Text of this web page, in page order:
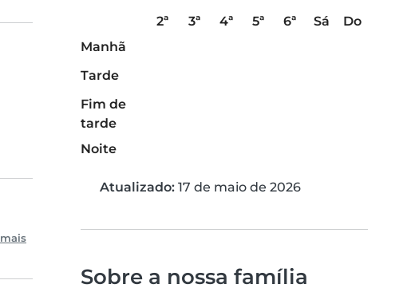
2ª 3ª 4ª 5ª 6ª Sá
Do
Manhã
Tarde
Fim de
tarde
Noite
Atualizado: 17 de maio de 2026
Sobre a nossa família